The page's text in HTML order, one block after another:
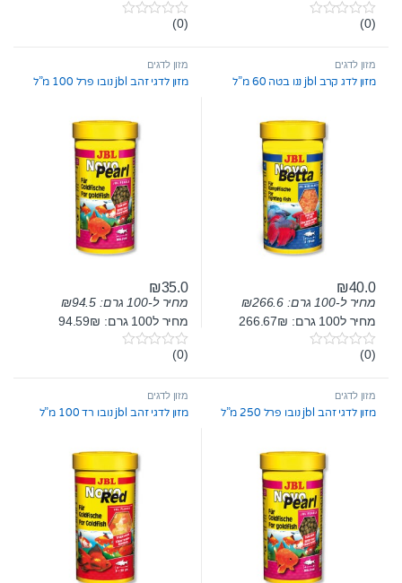
0
t
o
f
(0)
0
t
o
f
(0)
מזון לדגים
מזון לדג קרב jbl ננו בטה 60 מ”ל
₪40.0
מחיר ל-100 גרם: ₪266.6
מחיר ל100 גרם: 266.67₪
0
t
f
(0)
מזון לדגים
מזון לדגי זהב jbl נובו פרל 100 מ”ל
₪35.0
מחיר ל-100 גרם: ₪94.5
מחיר ל100 גרם: 94.59₪
0
t
f
(0)
מזון לדגים
מזון לדגי זהב jbl נובו פרל 250 מ”ל
מזון לדגים
מזון לדגי זהב jbl נובו רד 100 מ”ל